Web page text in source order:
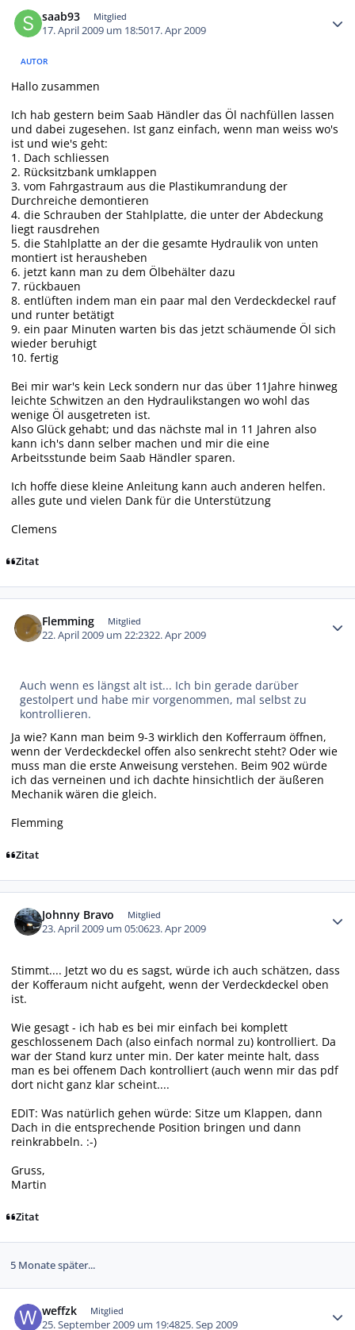
saab93 Mitglied
17. April 2009 um 18:5017. Apr 2009
AUTOR
Hallo zusammen
Ich hab gestern beim Saab Händler das Öl nachfüllen lassen
und dabei zugesehen. Ist ganz einfach, wenn man weiss wo's
ist und wie's geht:
1. Dach schliessen
2. Rücksitzbank umklappen
3. vom Fahrgastraum aus die Plastikumrandung der
Durchreiche demontieren
4. die Schrauben der Stahlplatte, die unter der Abdeckung
liegt rausdrehen
5. die Stahlplatte an der die gesamte Hydraulik von unten
montiert ist herausheben
6. jetzt kann man zu dem Ölbehälter dazu
7. rückbauen
8. entlüften indem man ein paar mal den Verdeckdeckel rauf
und runter betätigt
9. ein paar Minuten warten bis das jetzt schäumende Öl sich
wieder beruhigt
10. fertig
Bei mir war's kein Leck sondern nur das über 11Jahre hinweg
leichte Schwitzen an den Hydraulikstangen wo wohl das
wenige Öl ausgetreten ist.
Also Glück gehabt; und das nächste mal in 11 Jahren also
kann ich's dann selber machen und mir die eine
Arbeitsstunde beim Saab Händler sparen.
Ich hoffe diese kleine Anleitung kann auch anderen helfen.
alles gute und vielen Dank für die Unterstützung
Clemens
Zitat
Flemming Mitglied
22. April 2009 um 22:2322. Apr 2009
Auch wenn es längst alt ist... Ich bin gerade darüber
gestolpert und habe mir vorgenommen, mal selbst zu
kontrollieren.
Ja wie? Kann man beim 9-3 wirklich den Kofferraum öffnen,
wenn der Verdeckdeckel offen also senkrecht steht? Oder wie
muss man die erste Anweisung verstehen. Beim 902 würde
ich das verneinen und ich dachte hinsichtlich der äußeren
Mechanik wären die gleich.
Flemming
Zitat
Johnny Bravo Mitglied
23. April 2009 um 05:0623. Apr 2009
Stimmt.... Jetzt wo du es sagst, würde ich auch schätzen, dass
der Kofferaum nicht aufgeht, wenn der Verdeckdeckel oben
ist.
Wie gesagt - ich hab es bei mir einfach bei komplett
geschlossenem Dach (also einfach normal zu) kontrolliert. Da
war der Stand kurz unter min. Der kater meinte halt, dass
man es bei offenem Dach kontrolliert (auch wenn mir das pdf
dort nicht ganz klar scheint....
EDIT: Was natürlich gehen würde: Sitze um Klappen, dann
Dach in die entsprechende Position bringen und dann
reinkrabbeln. :-)
Gruss,
Martin
Zitat
5 Monate später...
weffzk Mitglied
25. September 2009 um 19:4825. Sep 2009